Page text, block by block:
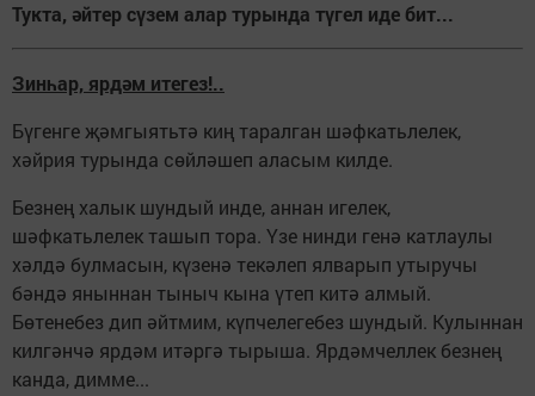
Тукта, әйтер сүзем алар турында түгел иде бит...
Зинһар, ярдәм итегез!..
Бүгенге җәмгыятьтә киң таралган шәфкатьлелек,
хәйрия турында сөйләшеп аласым килде.
Безнең халык шундый инде, аннан игелек,
шәфкатьлелек ташып тора. Үзе нинди генә катлаулы
хәлдә булмасын, күзенә текәлеп ялварып утыручы
бәндә яныннан тыныч кына үтеп китә алмый.
Бөтенебез дип әйтмим, күпчелегебез шундый. Кулыннан
килгәнчә ярдәм итәргә тырыша. Ярдәмчеллек безнең
канда, димме...